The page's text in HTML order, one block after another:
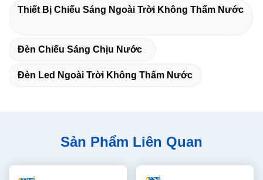
Thiết Bị Chiếu Sáng Ngoài Trời Không Thấm Nước
Đèn Chiếu Sáng Chịu Nước
Đèn Led Ngoài Trời Không Thấm Nước
Sản Phẩm Liên Quan